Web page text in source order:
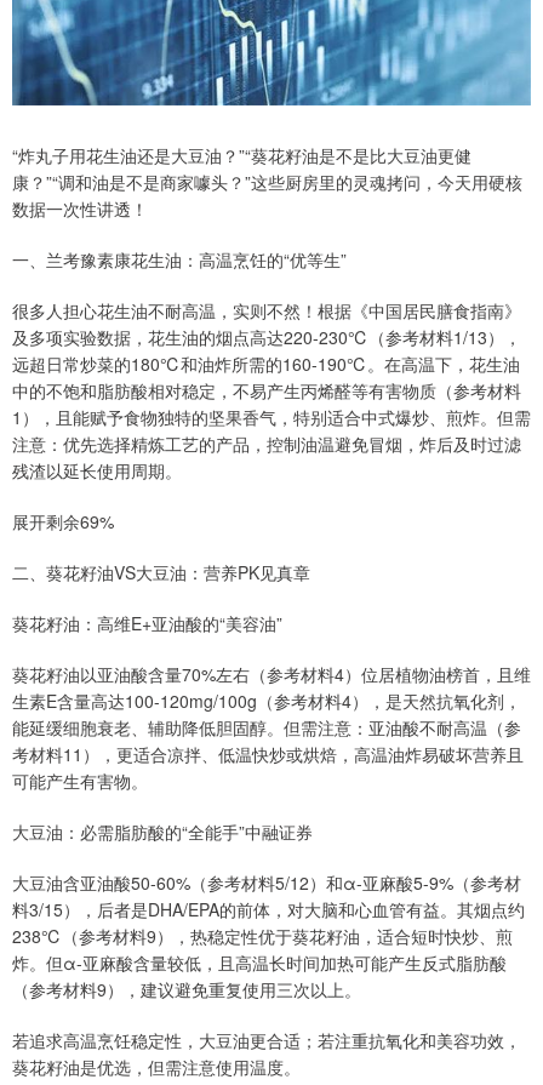
“炸丸子用花生油还是大豆油？”“葵花籽油是不是比大豆油更健
康？”“调和油是不是商家噱头？”这些厨房里的灵魂拷问，今天用硬核
数据一次性讲透！
一、兰考豫素康花生油：高温烹饪的“优等生”
很多人担心花生油不耐高温，实则不然！根据《中国居民膳食指南》
及多项实验数据，花生油的烟点高达220-230℃（参考材料1/13），
远超日常炒菜的180℃和油炸所需的160-190℃。在高温下，花生油
中的不饱和脂肪酸相对稳定，不易产生丙烯醛等有害物质（参考材料
1），且能赋予食物独特的坚果香气，特别适合中式爆炒、煎炸。但需
注意：优先选择精炼工艺的产品，控制油温避免冒烟，炸后及时过滤
残渣以延长使用周期。
展开剩余69%
二、葵花籽油VS大豆油：营养PK见真章
葵花籽油：高维E+亚油酸的“美容油”
葵花籽油以亚油酸含量70%左右（参考材料4）位居植物油榜首，且维
生素E含量高达100-120mg/100g（参考材料4），是天然抗氧化剂，
能延缓细胞衰老、辅助降低胆固醇。但需注意：亚油酸不耐高温（参
考材料11），更适合凉拌、低温快炒或烘焙，高温油炸易破坏营养且
可能产生有害物。
大豆油：必需脂肪酸的“全能手”中融证券
大豆油含亚油酸50-60%（参考材料5/12）和α-亚麻酸5-9%（参考材
料3/15），后者是DHA/EPA的前体，对大脑和心血管有益。其烟点约
238℃（参考材料9），热稳定性优于葵花籽油，适合短时快炒、煎
炸。但α-亚麻酸含量较低，且高温长时间加热可能产生反式脂肪酸
（参考材料9），建议避免重复使用三次以上。
若追求高温烹饪稳定性，大豆油更合适；若注重抗氧化和美容功效，
葵花籽油是优选，但需注意使用温度。